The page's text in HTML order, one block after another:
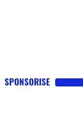
SPONSORISE